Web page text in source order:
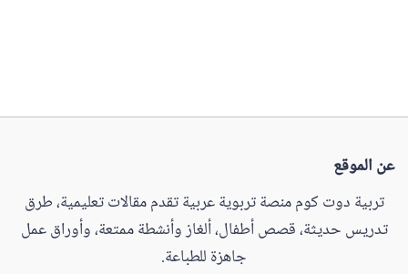
عن الموقع
تربية دوت كوم منصة تربوية عربية تقدم مقالات تعليمية، طرق
تدريس حديثة، قصص أطفال، ألغاز وأنشطة ممتعة، وأوراق عمل
جاهزة للطباعة.